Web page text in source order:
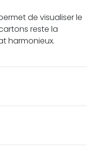
de visualiser le
reste la
harmonieux.